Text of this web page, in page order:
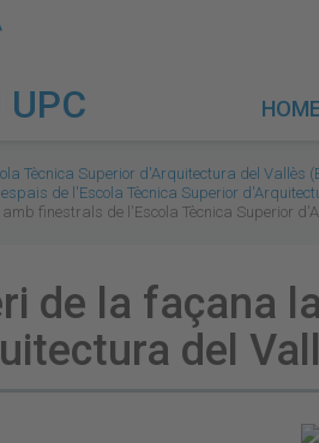
Tècnica Superior d'Arquitectura del Vallès
de l'Escola Tècnica Superior
finestrals de l'Escola Tècnica Superior
de la façana
del